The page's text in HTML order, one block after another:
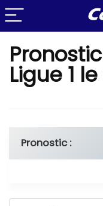
Ligue 1
Pronostic :